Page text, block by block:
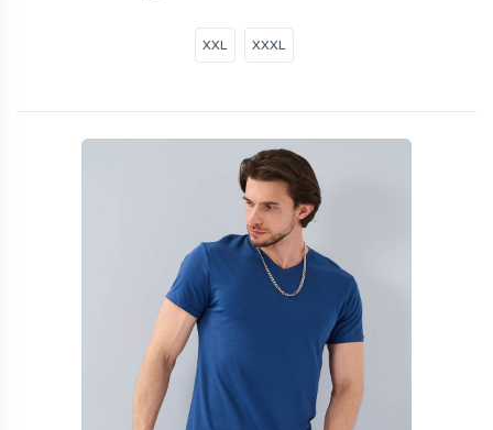
XXL XXXL